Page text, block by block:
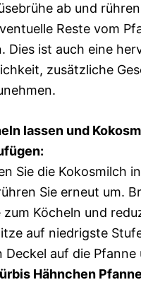
ab und
Reste vom
Dies ist auch eine
zusätzliche
lassen und
Sie die Kokosmilch
Sie erneut um.
zum Köcheln und
auf niedrigste
Deckel auf die Pfanne
Hähnchen Pfanne